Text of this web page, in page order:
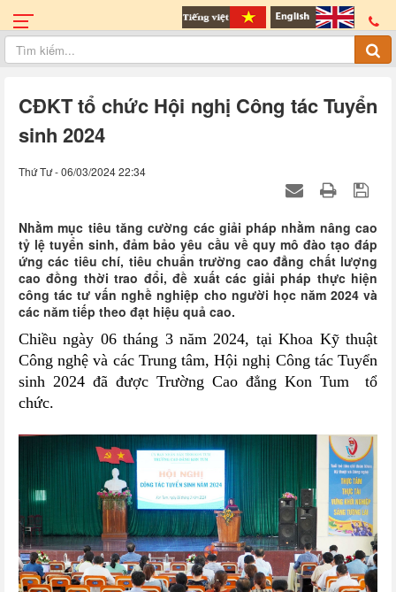
CĐKT tổ chức Hội nghị Công tác Tuyển
sinh 2024
Thứ Tư - 06/03/2024 22:34
Nhằm mục tiêu tăng cường các giải pháp nhằm nâng cao
tỷ lệ tuyển sinh, đảm bảo yêu cầu về quy mô đào tạo đáp
ứng các tiêu chí, tiêu chuẩn trường cao đẳng chất lượng
cao đồng thời trao đổi, đề xuất các giải pháp thực hiện
công tác tư vấn nghề nghiệp cho người học năm 2024 và
các năm tiếp theo đạt hiệu quả cao.
Chiều ngày 06 tháng 3 năm 2024, tại Khoa Kỹ thuật
Công nghệ và các Trung tâm, Hội nghị Công tác Tuyển
sinh 2024 đã được Trường Cao đẳng Kon Tum tổ
chức.